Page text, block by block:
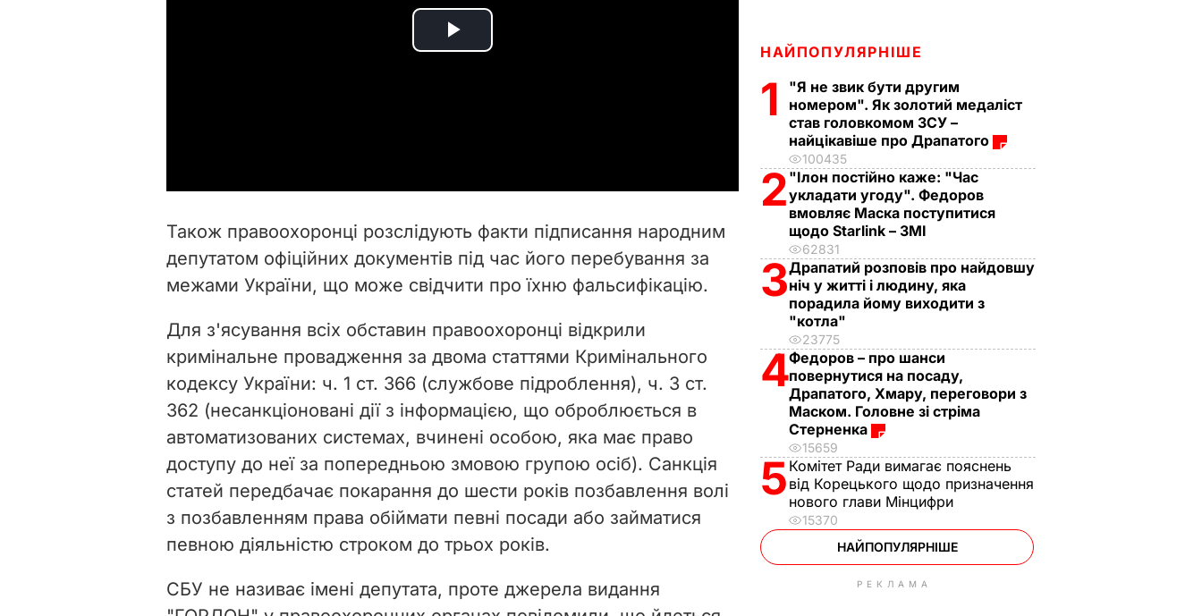
P
d
e
o
Також правоохоронці розслідують факти підписання народним
депутатом офіційних документів під час його перебування за
межами України, що може свідчити про їхню фальсифікацію.
Для з'ясування всіх обставин правоохоронці відкрили
кримінальне провадження за двома статтями Кримінального
кодексу України: ч. 1 ст. 366 (службове підроблення), ч. 3 ст.
362 (несанкціоновані дії з інформацією, що оброблюється в
автоматизованих системах, вчинені особою, яка має право
доступу до неї за попередньою змовою групою осіб). Санкція
статей передбачає покарання до шести років позбавлення волі
з позбавленням права обіймати певні посади або займатися
певною діяльністю строком до трьох років.
СБУ не називає імені депутата, проте джерела видання
НАЙПОПУЛЯРНІШЕ
1
"Я не звик бути другим
номером". Як золотий медаліст
став головкомом ЗСУ –
найцікавіше про Драпатого
100435
2 "Ілон постійно каже: "Час
укладати угоду". Федоров
вмовляє Маска поступитися
щодо Starlink – ЗМІ
62831
3Драпатий розповів про найдовшу
ніч у житті і людину, яка
порадила йому виходити з
"котла"
23775
4Федоров – про шанси
повернутися на посаду,
Драпатого, Хмару, переговори з
Маском. Головне зі стріма
Стерненка
15659
5 Комітет Ради вимагає пояснень
від Корецького щодо призначення
нового глави Мінцифри
15370
НАЙПОПУЛЯРНІШЕ
РЕКЛАМА